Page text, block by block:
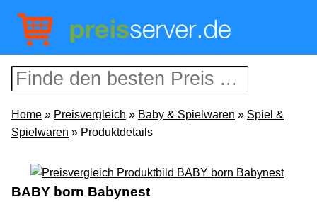
Home » Preisvergleich » Baby & Spielwaren » Spiel &
Spielwaren » Produktdetails
BABY born Babynest